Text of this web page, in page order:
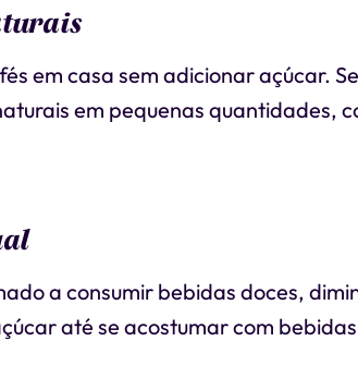
em casa sem adicionar açúcar.
em pequenas quantidades,
a consumir bebidas doces,
até se acostumar com